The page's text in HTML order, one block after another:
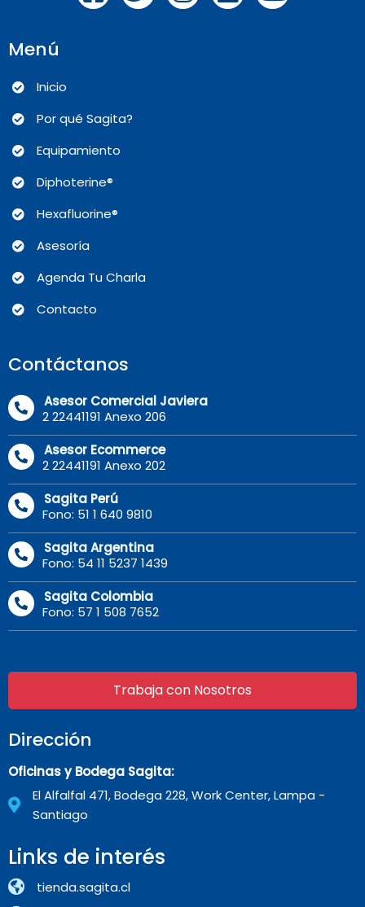
Menú
Inicio
Por qué Sagita?
Equipamiento
Diphoterine®
Hexafluorine®
Asesoría
Agenda Tu Charla
Contacto
Contáctanos
Asesor Comercial Javiera
2 22441191 Anexo 206
Asesor Ecommerce
2 22441191 Anexo 202
Sagita Perú
Fono: 51 1 640 9810
Sagita Argentina
Fono: 54 11 5237 1439
Sagita Colombia
Fono: 57 1 508 7652
Trabaja con Nosotros
Dirección
Oficinas y Bodega Sagita:
El Alfalfal 471, Bodega 228, Work Center, Lampa -
Santiago
Links de interés
tienda.sagita.cl